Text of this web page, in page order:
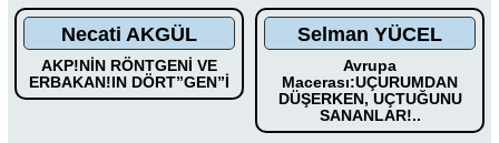
Necati AKGÜL
AKP!NİN RÖNTGENİ VE
ERBAKAN!IN DÖRT”GEN”İ
Selman YÜCEL
Avrupa
Macerası:UÇURUMDAN
DÜŞERKEN, UÇTUĞUNU
SANANLAR!..